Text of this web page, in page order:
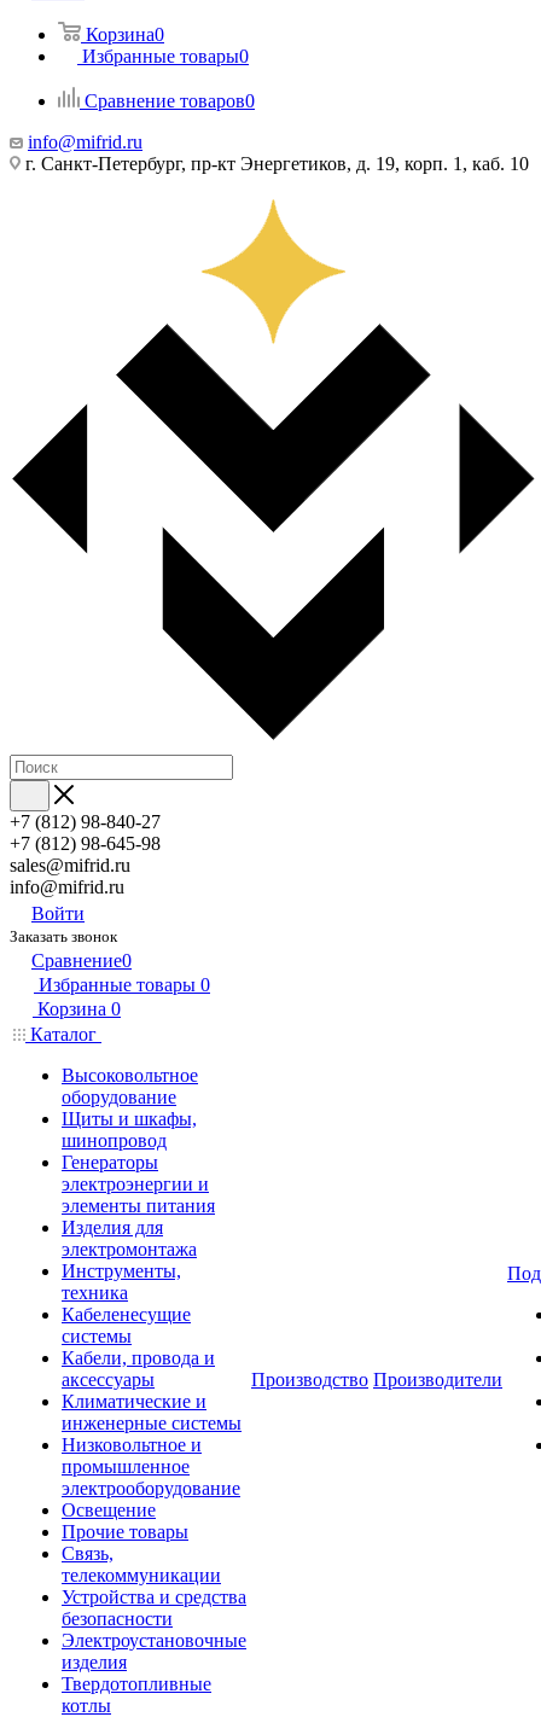
Корзина0
Избранные товары0
Сравнение товаров0
info@mifrid.ru
г. Санкт-Петербург, пр-кт Энергетиков, д. 19, корп. 1, каб. 10
+7 (812) 98-840-27
+7 (812) 98-645-98
sales@mifrid.ru
info@mifrid.ru
Войти
Заказать звонок
Сравнение0
Избранные товары 0
Корзина 0
Каталог
Высоковольтное
оборудование
Щиты и шкафы,
шинопровод
Генераторы
электроэнергии и
элементы питания
Изделия для
электромонтажа
Инструменты,
техника
Кабеленесущие
системы
Кабели, провода и
аксессуары
Климатические и
инженерные системы
Низковольтное и
промышленное
электрооборудование
Освещение
Прочие товары
Связь,
телекоммуникации
Устройства и средства
безопасности
Электроустановочные
изделия
Твердотопливные
котлы
Производство Производители